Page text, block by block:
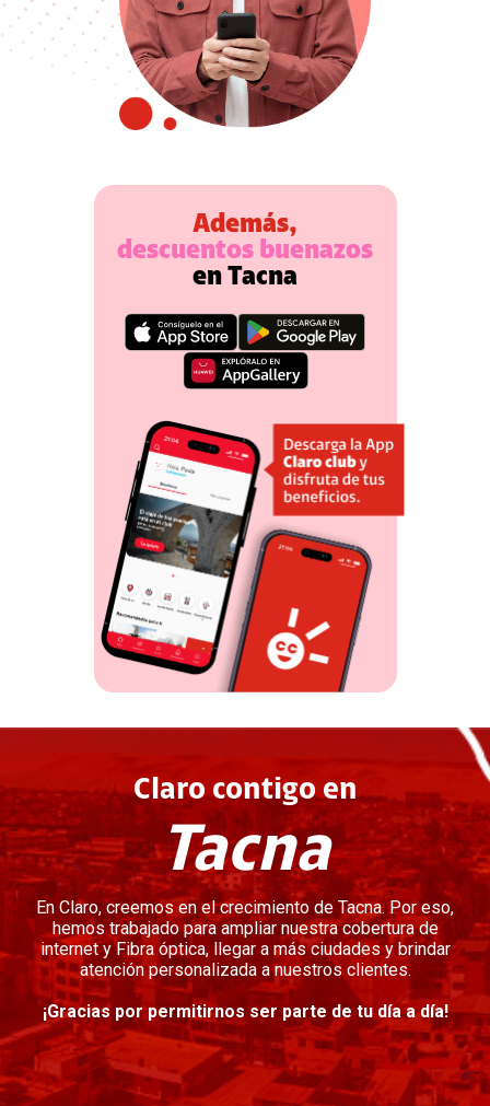
Además,
descuentos buenazos
en Tacna
Claro contigo en
Tacna
En Claro, creemos en el crecimiento de Tacna. Por eso,
hemos trabajado para ampliar nuestra cobertura de
internet y Fibra óptica, llegar a más ciudades y brindar
atención personalizada a nuestros clientes.
¡Gracias por permitirnos ser parte de tu día a día!